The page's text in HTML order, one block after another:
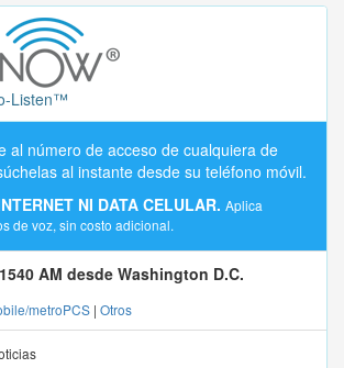
Listen™
al número de acceso de cualquiera de
al instante desde su teléfono móvil.
NI DATA CELULAR. Aplica
de voz, sin costo adicional.
AM desde Washington D.C.
metroPCS | Otros